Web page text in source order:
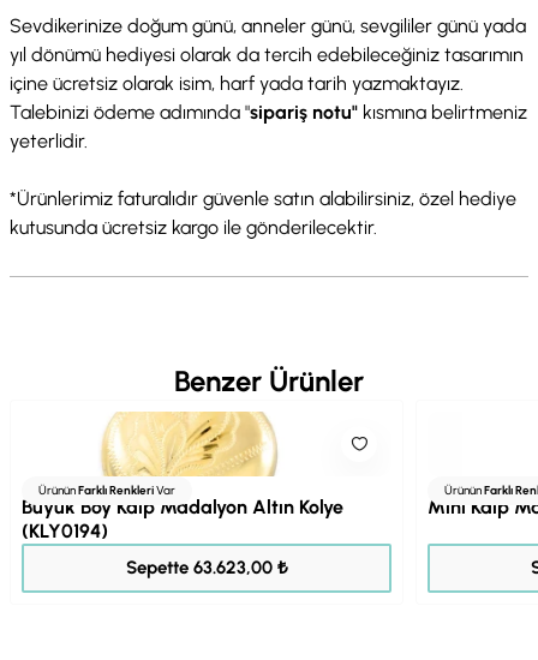
Sevdikerinize doğum günü, anneler günü, sevgililer günü yada
yıl dönümü hediyesi olarak da tercih edebileceğiniz tasarımın
içine ücretsiz olarak isim, harf yada tarih yazmaktayız.
Talebinizi ödeme adımında "sipariş notu" kısmına belirtmeniz
yeterlidir.
*Ürünlerimiz faturalıdır güvenle satın alabilirsiniz, özel hediye
kutusunda ücretsiz kargo ile gönderilecektir.
Benzer Ürünler
ÜrününFarklı RenkleriVar
Büyük Boy Kalp Madalyon Altın Kolye
(KLY0194)
Sepette 63.623,00 ₺
ÜrününFarklı
Mini Kalp